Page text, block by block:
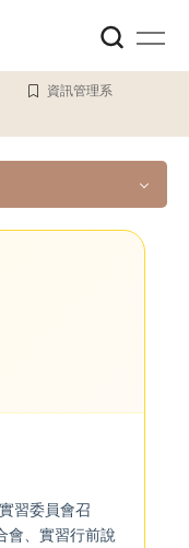
資訊管理系
習委員會召
會、實習行前說